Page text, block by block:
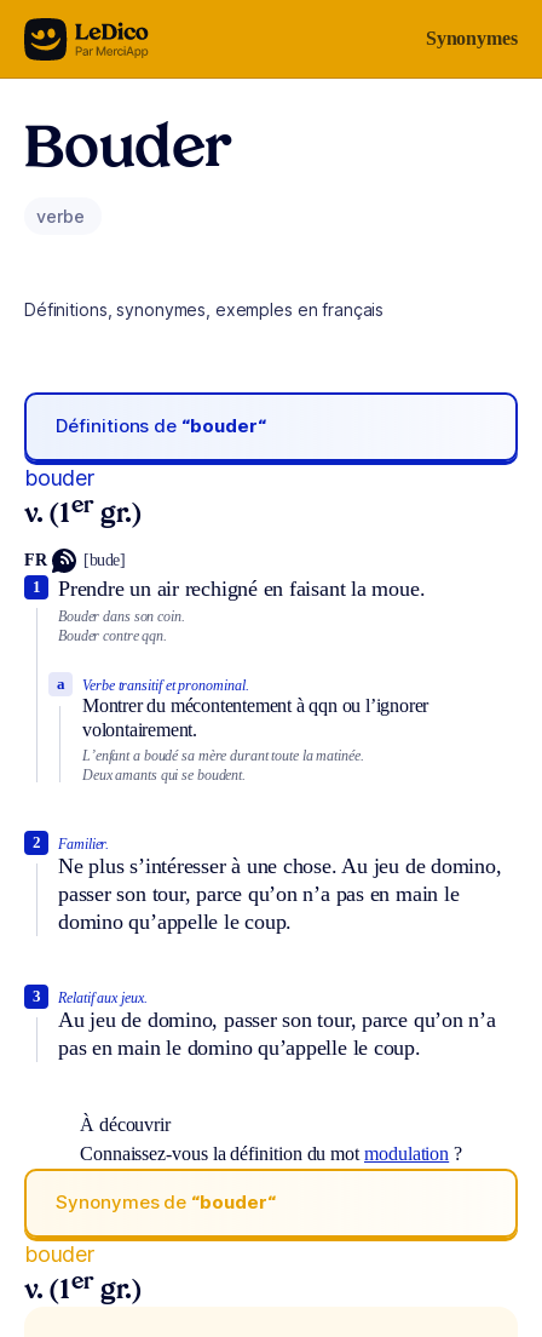
Aller au contenu Synonymes
Bouder
verbe
Définitions, synonymes, exemples en français
Définitions de “bouder“
bouder
v. (1er gr.)
FR [bude]
Prendre un air rechigné en faisant la moue.
1
Bouder dans son coin.
Bouder contre qqn.
Verbe transitif et pronominal.
Montrer du mécontentement à qqn ou l’ignorer
volontairement.
a
L’enfant a boudé sa mère durant toute la matinée.
Deux amants qui se boudent.
Familier.
Ne plus s’intéresser à une chose. Au jeu de domino,
passer son tour, parce qu’on n’a pas en main le
domino qu’appelle le coup.
2
Relatif aux jeux.
Au jeu de domino, passer son tour, parce qu’on n’a
pas en main le domino qu’appelle le coup.
3
À découvrir
Connaissez-vous la définition du mot modulation ?
Synonymes de “bouder“
bouder
v. (1er gr.)